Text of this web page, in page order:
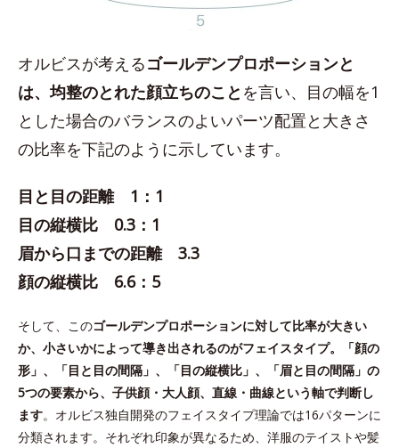
オルビスが考えるゴールデンプロポーションと
は、均整のとれた顔立ちのこと を言い、目の幅を1
とした場合のバランスのよいパーツ配置と大きさ
の比率を下記のように示しています。
目と目の距離 1：1
目の縦横比 0.3：1
眉から口までの距離 3.3
顔の縦横比 6.6：5
そして、このゴールデンプロポーションに対して比率が大きい
か、小さいかによって導き出されるのがフェイスタイプ。「顔の
形」、「目と目の間隔」、「目の縦横比」、「眉と目の間隔」の
5つの要素から、子供顔・大人顔、直線・曲線という軸で判断し
ます。オルビス独自開発のフェイスタイプ理論では16パターンに
分類されます。それぞれ印象が異なるため、洋服のテイストや髪